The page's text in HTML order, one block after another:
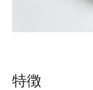
特徴